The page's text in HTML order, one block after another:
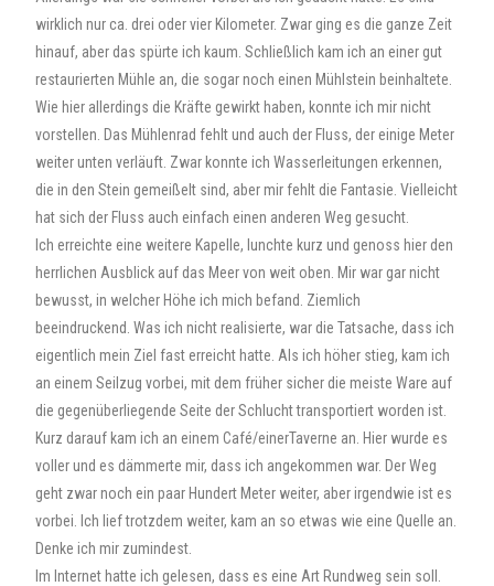
wirklich nur ca. drei oder vier Kilometer. Zwar ging es die ganze Zeit
hinauf, aber das spürte ich kaum. Schließlich kam ich an einer gut
restaurierten Mühle an, die sogar noch einen Mühlstein beinhaltete.
Wie hier allerdings die Kräfte gewirkt haben, konnte ich mir nicht
vorstellen. Das Mühlenrad fehlt und auch der Fluss, der einige Meter
weiter unten verläuft. Zwar konnte ich Wasserleitungen erkennen,
die in den Stein gemeißelt sind, aber mir fehlt die Fantasie. Vielleicht
hat sich der Fluss auch einfach einen anderen Weg gesucht.
Ich erreichte eine weitere Kapelle, lunchte kurz und genoss hier den
herrlichen Ausblick auf das Meer von weit oben. Mir war gar nicht
bewusst, in welcher Höhe ich mich befand. Ziemlich
beeindruckend. Was ich nicht realisierte, war die Tatsache, dass ich
eigentlich mein Ziel fast erreicht hatte. Als ich höher stieg, kam ich
an einem Seilzug vorbei, mit dem früher sicher die meiste Ware auf
die gegenüberliegende Seite der Schlucht transportiert worden ist.
Kurz darauf kam ich an einem Café/einerTaverne an. Hier wurde es
voller und es dämmerte mir, dass ich angekommen war. Der Weg
geht zwar noch ein paar Hundert Meter weiter, aber irgendwie ist es
vorbei. Ich lief trotzdem weiter, kam an so etwas wie eine Quelle an.
Denke ich mir zumindest.
Im Internet hatte ich gelesen, dass es eine Art Rundweg sein soll.